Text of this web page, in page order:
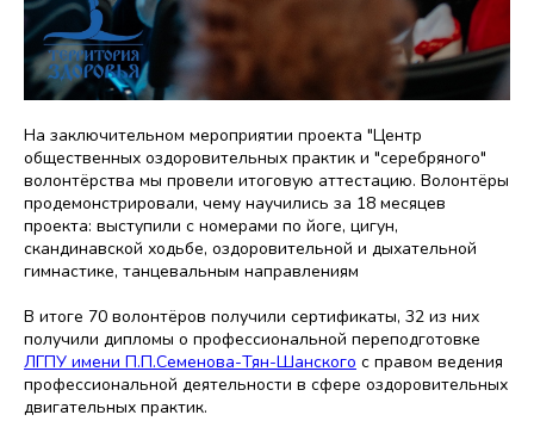
На заключительном мероприятии проекта "Центр
общественных оздоровительных практик и "серебряного"
волонтёрства мы провели итоговую аттестацию. Волонтёры
продемонстрировали, чему научились за 18 месяцев
проекта: выступили с номерами по йоге, цигун,
скандинавской ходьбе, оздоровительной и дыхательной
гимнастике, танцевальным направлениям
В итоге 70 волонтёров получили сертификаты, 32 из них
получили дипломы о профессиональной переподготовке
ЛГПУ имени П.П.Семенова-Тян-Шанского с правом ведения
профессиональной деятельности в сфере оздоровительных
двигательных практик.